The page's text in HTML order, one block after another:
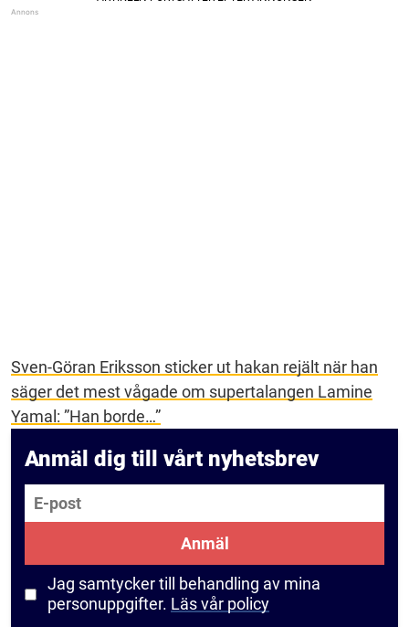
Sven-Göran Eriksson sticker ut hakan rejält när han
säger det mest vågade om supertalangen Lamine
Yamal: ”Han borde…”
Anmäl dig till vårt nyhetsbrev
E-post
Anmäl
Jag samtycker till behandling av mina
personuppgifter. Läs vår policy